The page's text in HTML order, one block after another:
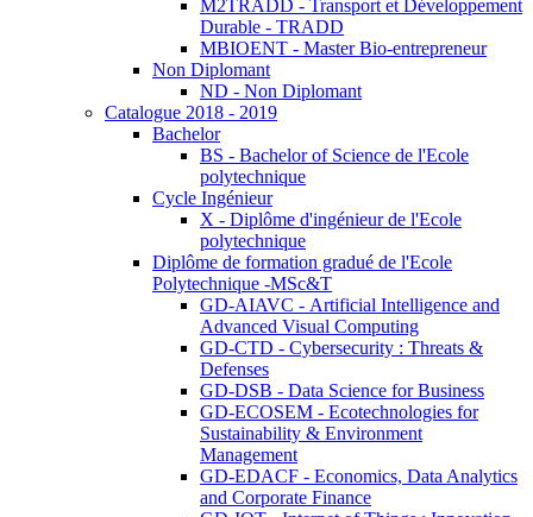
M2TRADD - Transport et Développement
Durable - TRADD
MBIOENT - Master Bio-entrepreneur
Non Diplomant
ND - Non Diplomant
Catalogue 2018 - 2019
Bachelor
BS - Bachelor of Science de l'Ecole
polytechnique
Cycle Ingénieur
X - Diplôme d'ingénieur de l'Ecole
polytechnique
Diplôme de formation gradué de l'Ecole
Polytechnique -MSc&T
GD-AIAVC - Artificial Intelligence and
Advanced Visual Computing
GD-CTD - Cybersecurity : Threats &
Defenses
GD-DSB - Data Science for Business
GD-ECOSEM - Ecotechnologies for
Sustainability & Environment
Management
GD-EDACF - Economics, Data Analytics
and Corporate Finance